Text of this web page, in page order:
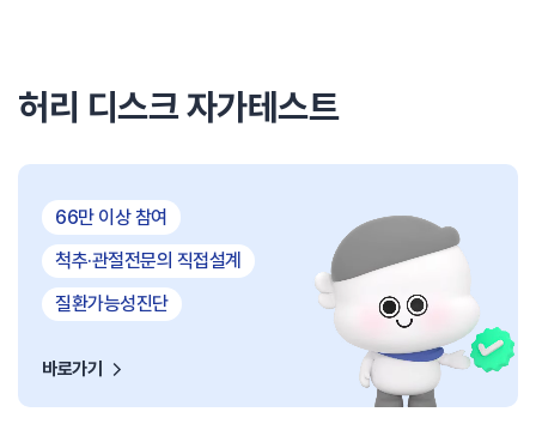
허리 디스크 자가테스트
66만 이상 참여
척추·관절전문의 직접설계
질환가능성진단
바로가기